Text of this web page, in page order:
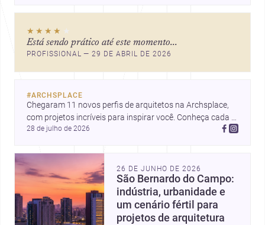
★★★★ ★
Está sendo prático até este momento...
PROFISSIONAL — 29 DE ABRIL DE 2026
#ARCHSPLACE
Chegaram 11 novos perfis de arquitetos na Archsplace,
com projetos incríveis para inspirar você. Conheça cada
perfil e descubra novas ideias para seus próximos
28 de julho de 2026
26 DE JUNHO DE 2026
São Bernardo do Campo:
indústria, urbanidade e
um cenário fértil para
projetos de arquitetura